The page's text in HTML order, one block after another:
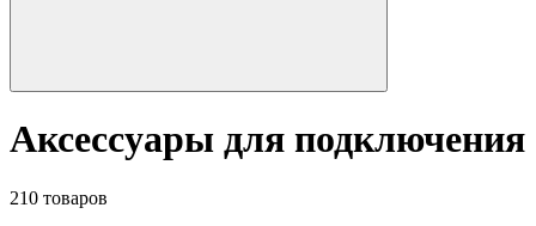
Аксессуары для подключения
210 товаров